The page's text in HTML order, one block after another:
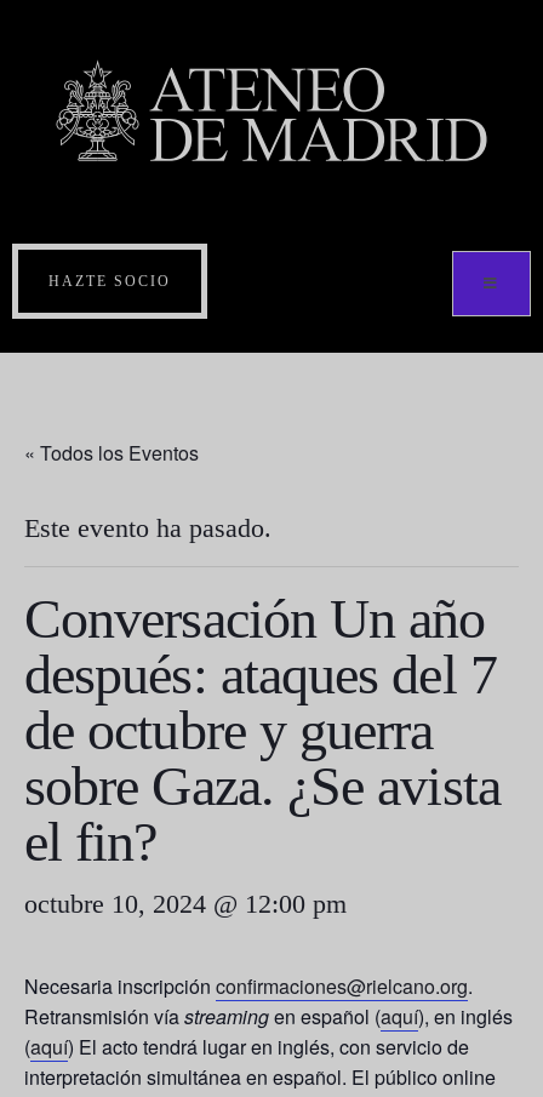
HAZTE SOCIO
« Todos los Eventos
Este evento ha pasado.
Conversación Un año
después: ataques del 7
de octubre y guerra
sobre Gaza. ¿Se avista
el fin?
octubre 10, 2024 @ 12:00 pm
Necesaria inscripción confirmaciones@rielcano.org.
Retransmisión víastreamingen español (aquí), en inglés
(aquí) El acto tendrá lugar en inglés, con servicio de
interpretación simultánea en español. El público online